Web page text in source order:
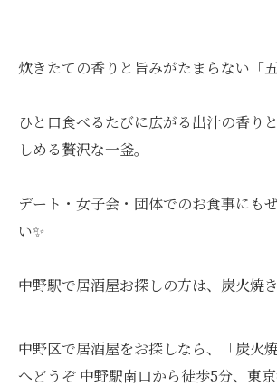
炊きたての香りと旨みがたまらない「
ひと口食べるたびに広がる出汁の香り
しめる贅沢な一釜。
デート・女子会・団体でのお食事にも
い✨
中野駅で居酒屋お探しの方は、炭火焼
中野区で居酒屋をお探しなら、「炭火
へどうぞ 中野駅南口から徒歩5分、東